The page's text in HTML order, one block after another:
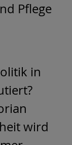
Pflege
in
wird